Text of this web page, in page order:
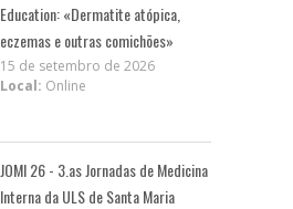
Education: «Dermatite atópica,
eczemas e outras comichões»
15 de setembro de 2026
Local: Online
JOMI 26 - 3.as Jornadas de Medicina
Interna da ULS de Santa Maria